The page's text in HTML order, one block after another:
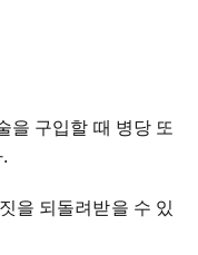
을 구입할 때 병당 또
을 되돌려받을 수 있